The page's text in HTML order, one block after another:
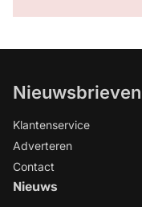
Nieuwsbrieven
Klantenservice
Adverteren
Contact
Nieuws